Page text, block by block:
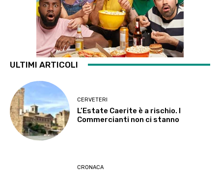
ULTIMI ARTICOLI
CERVETERI
L’Estate Caerite è a rischio. I
Commercianti non ci stanno
CRONACA